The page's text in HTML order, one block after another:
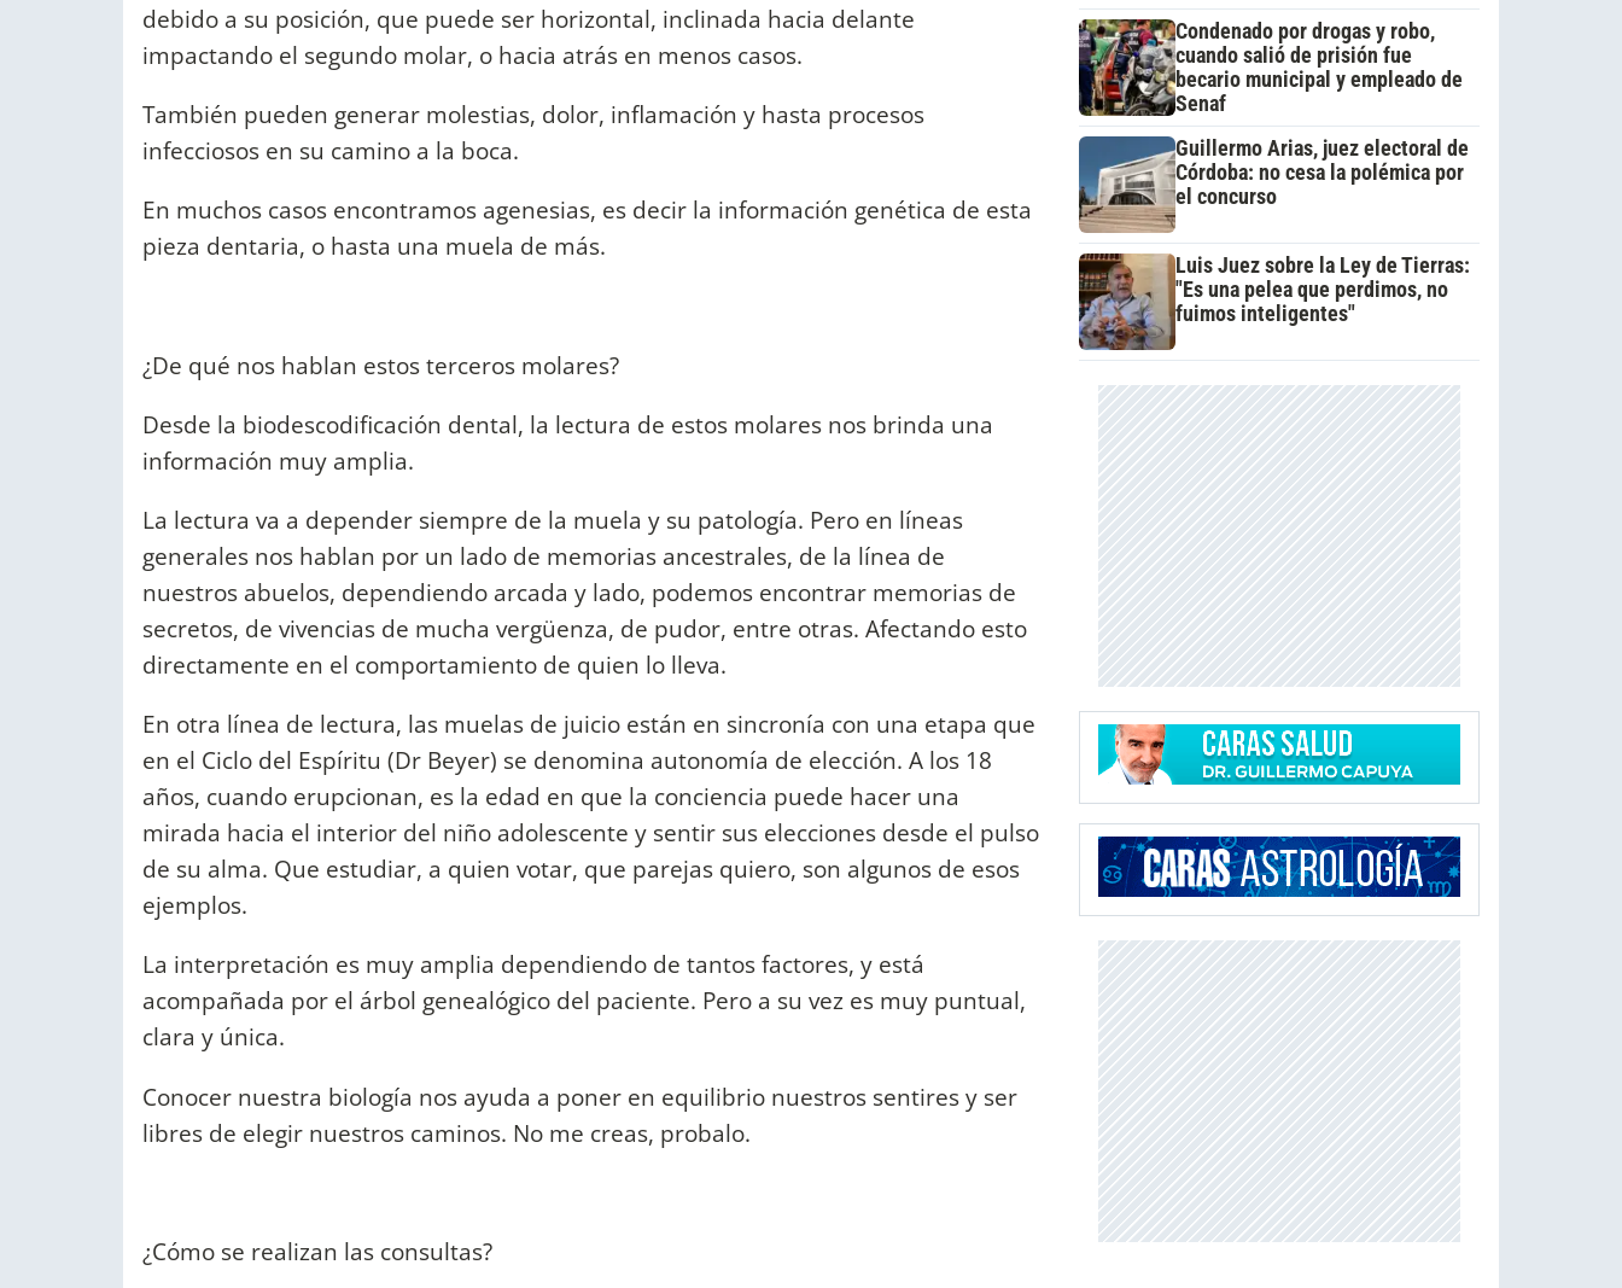
debido a su posición, que puede ser horizontal, inclinada hacia delante
impactando el segundo molar, o hacia atrás en menos casos.
También pueden generar molestias, dolor, inflamación y hasta procesos
infecciosos en su camino a la boca.
En muchos casos encontramos agenesias, es decir la información genética de esta
pieza dentaria, o hasta una muela de más.
¿De qué nos hablan estos terceros molares?
Desde la biodescodificación dental, la lectura de estos molares nos brinda una
información muy amplia.
La lectura va a depender siempre de la muela y su patología. Pero en líneas
generales nos hablan por un lado de memorias ancestrales, de la línea de
nuestros abuelos, dependiendo arcada y lado, podemos encontrar memorias de
secretos, de vivencias de mucha vergüenza, de pudor, entre otras. Afectando esto
directamente en el comportamiento de quien lo lleva.
En otra línea de lectura, las muelas de juicio están en sincronía con una etapa que
en el Ciclo del Espíritu (Dr Beyer) se denomina autonomía de elección. A los 18
años, cuando erupcionan, es la edad en que la conciencia puede hacer una
mirada hacia el interior del niño adolescente y sentir sus elecciones desde el pulso
de su alma. Que estudiar, a quien votar, que parejas quiero, son algunos de esos
ejemplos.
La interpretación es muy amplia dependiendo de tantos factores, y está
acompañada por el árbol genealógico del paciente. Pero a su vez es muy puntual,
clara y única.
Conocer nuestra biología nos ayuda a poner en equilibrio nuestros sentires y ser
libres de elegir nuestros caminos. No me creas, probalo.
¿Cómo se realizan las consultas?
Condenado por drogas y robo,
cuando salió de prisión fue
becario municipal y empleado de
Senaf
Guillermo Arias, juez electoral de
Córdoba: no cesa la polémica por
el concurso
Luis Juez sobre la Ley de Tierras:
"Es una pelea que perdimos, no
fuimos inteligentes"